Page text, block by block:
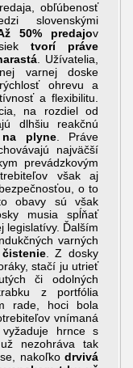
obľúbenosť
slovenskými
50% predajov
tvorí práve
. Užívatelia,
varnej doske
ohrevu a
a flexibilitu.
na rozdiel od
dlhšiu reakčnú
plyne. Práve
najväčší
prevádzkovým
však aj
o to
obavy sú však
musia spĺňať
legislatívy. Ďalším
varných
. Z dosky
stačí ju utrieť
či odolných
z portfólia
rade, hoci bola
vnímaná
hrnce s
nezohráva tak
nakoľko drvivá